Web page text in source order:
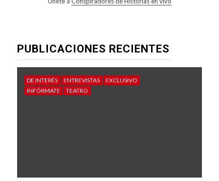
PUBLICACIONES RECIENTES
DE INTERÉS ENTREVISTAS
EXCLUSIVO
INFÓRMATE
TEATRO